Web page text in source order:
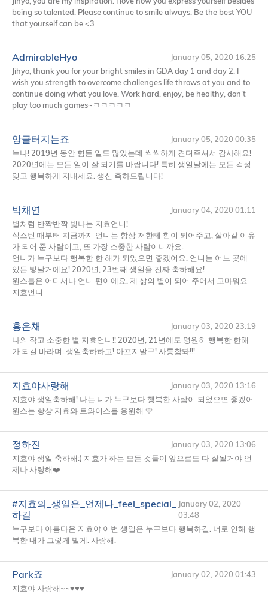
being so talented. Please continue to smile always. Be the bestYOU
that yourself can be <3
AdmirableHyo
January 05, 2020 16:25
Jihyo, thank you for your bright smiles in GDAday 1 and day 2. I
wish you strength to overcome challenges life throws at you and to
continue doing what you love. Work hard, enjoy, be healthy, don’t
play too much games~ㅋㅋㅋㅋㅋ
앙글터지는죠
January 05, 2020 00:35
누나! 2019년 동안 힘든 일도 많았는데 씩씩하게 견뎌주셔서 감사해요!
2020년에는 모든 일이 잘 되기를 바랍니다! 특히 생일날에는 모든 걱정
잊고 행복하게 지내세요. 생신 축하드립니다!
박채연
January 04, 2020 01:11
별처럼 반짝반짝 빛나는 지효언니!
식스틴 때부터 지금까지 언니는 항상 저한테 힘이 되어주고, 살아갈 이유
가 되어 준 사람이고, 또 가장 소중한 사람이니까요.
언니가 누구보다 행복한 한 해가 되었으면 좋겠어요. 언니는 어느 곳에
있든 빛날거에요! 2020년, 23번째 생일을 진짜 축하해요!
원스들은 어디서나 언니 편이에요. 제 삶의 별이 되어 주어서 고마워요
지효언니
홍은채
January 03, 2020 23:19
나의 작고 소중한 별 지효언니!! 2020년, 21년에도 영원히 행복한 한해
가 되길 바라며..생일축하하고! 아프지말구! 사룽함돠!!!
지효야사랑해
January 03, 2020 13:16
지효야 생일축하해! 나는 니가 누구보다 행복한 사람이 되었으면 좋겠어
원스는 항상 지효와 트와이스를 응원해 💛
정하진
January 03, 2020 13:06
지효야 생일 축하해:) 지효가 하는 모든 것들이 앞으로도 다 잘될거야 언
제나 사랑해❤️
#지효의_생일은_언제나_feel_special_
하길
January 02, 2020
03:48
누구보다 아름다운 지효야 이번 생일은 누구보다 행복하길. 너로 인해 행
복한 내가 그렇게 빌게. 사랑해.
Park죠
January 02, 2020 01:43
지효야 사랑해~~♥♥♥